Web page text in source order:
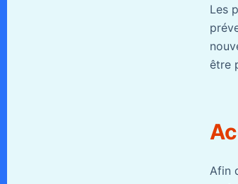
Les
être
Afin